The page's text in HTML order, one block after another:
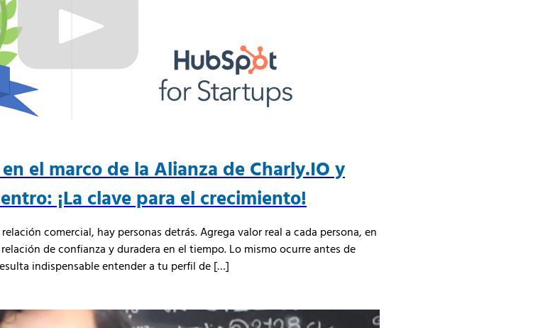
el marco de la Alianza de Charly.IO y
¡La clave para el crecimiento!
comercial, hay personas detrás. Agrega valor real a cada persona, en
de confianza y duradera en el tiempo. Lo mismo ocurre antes de
indispensable entender a tu perfil de […]